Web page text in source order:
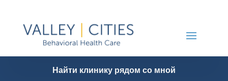
Найти клинику рядом со мной